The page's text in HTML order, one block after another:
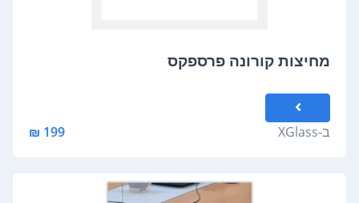
מחיצות קורונה פרספקס
ב-XGlass
199 ₪